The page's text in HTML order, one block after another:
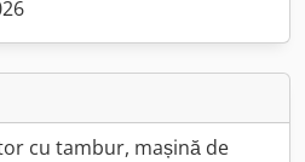
cu tambur, mașină de